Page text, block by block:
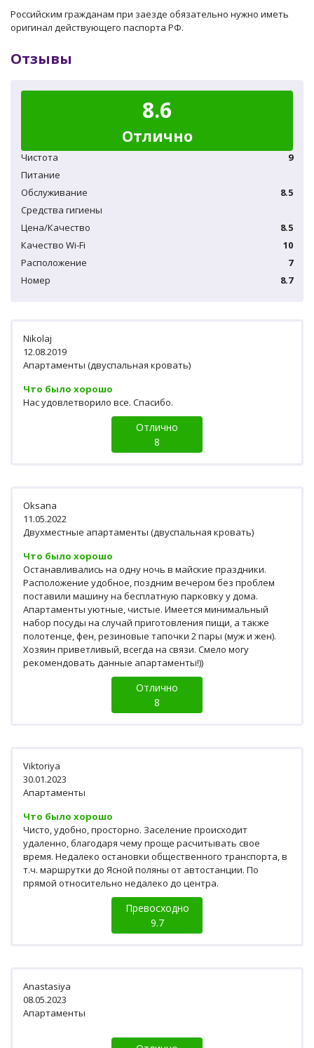
Российским гражданам при заезде обязательно нужно иметь
оригинал действующего паспорта РФ.
Отзывы
8.6
Отлично
Чистота
9
Питание
Обслуживание
8.5
Средства гигиены
Цена/Качество
8.5
Качество Wi-Fi
10
Расположение
7
Номер
8.7
Nikolaj
12.08.2019
Апартаменты (двуспальная кровать)
Что было хорошо
Нас удовлетворило все. Спасибо.
Отлично
8
Oksana
11.05.2022
Двухместные апартаменты (двуспальная кровать)
Что было хорошо
Останавливались на одну ночь в майские праздники.
Расположение удобное, поздним вечером без проблем
поставили машину на бесплатную парковку у дома.
Апартаменты уютные, чистые. Имеется минимальный
набор посуды на случай приготовления пищи, а также
полотенце, фен, резиновые тапочки 2 пары (муж и жен).
Хозяин приветливый, всегда на связи. Смело могу
рекомендовать данные апартаменты!))
Отлично
8
Viktoriya
30.01.2023
Апартаменты
Что было хорошо
Чисто, удобно, просторно. Заселение происходит
удаленно, благодаря чему проще расчитывать свое
время. Недалеко остановки общественного транспорта, в
т.ч. маршрутки до Ясной поляны от автостанции. По
прямой относительно недалеко до центра.
Превосходно
9.7
Anastasiya
08.05.2023
Апартаменты